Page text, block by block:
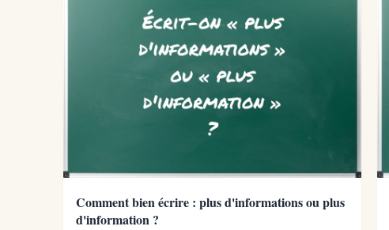
Comment bien écrire : plus d'informations ou plus
d'information ?